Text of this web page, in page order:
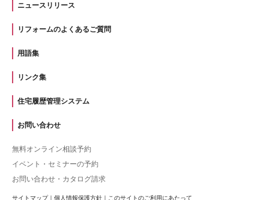
ニュースリリース
リフォームのよくあるご質問
用語集
リンク集
住宅履歴管理システム
お問い合わせ
無料オンライン相談予約
イベント・セミナーの予約
お問い合わせ・カタログ請求
サイトマップ｜ 個人情報保護方針 ｜ このサイトのご利用にあたって